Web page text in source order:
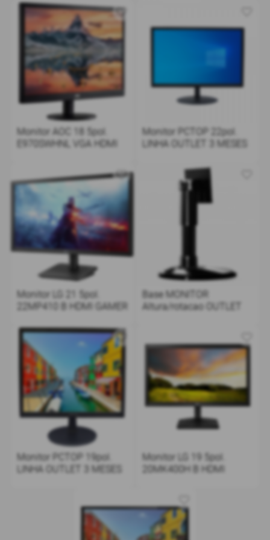
Monitor AOC 18 5pol.
E970SWHNL VGA HDMI
Monitor PCTOP 22pol.
LINHA OUTLET 3 MESES
Monitor LG 21 5pol.
22MP410 B HDMI GAMER
Base MONITOR
Altura/rotacao OUTLET
Monitor PCTOP 19pol.
LINHA OUTLET 3 MESES
Monitor LG 19 5pol.
20MK400H B HDMI